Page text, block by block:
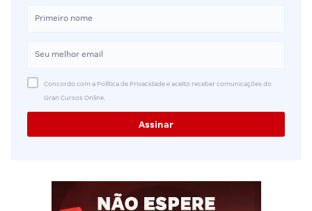
Concordo com a Política de Privacidade e aceito receber comunicações do
Gran Cursos Online.